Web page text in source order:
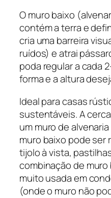
O muro baixo
contém a terra e
cria uma barreira
ruídos) e atrai
poda regular a cada
forma e a altura
Ideal para casas
sustentáveis. A
um muro de
muro baixo pode ser
tijolo à vista,
combinação de muro
muito usada em
(onde o muro não